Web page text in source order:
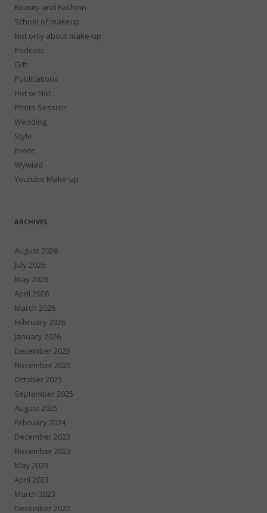
Beauty and Fashion
School of makeup
Not only about make-up
Podcast
Gift
Publications
Hot or Not
Photo Session
Wedding
Style
Event
Wywiad
Youtube Make-up
ARCHIVES
August 2026
July 2026
May 2026
April 2026
March 2026
February 2026
January 2026
December 2025
November 2025
October 2025
September 2025
August 2025
February 2024
December 2023
November 2023
May 2023
April 2023
March 2023
December 2022